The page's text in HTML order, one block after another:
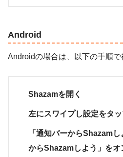
Android
Androidの場合は、以下の手順で
Shazamを開く
左にスワイプし設定をタ
「通知バーからShazam
からShazamしよう」をオ